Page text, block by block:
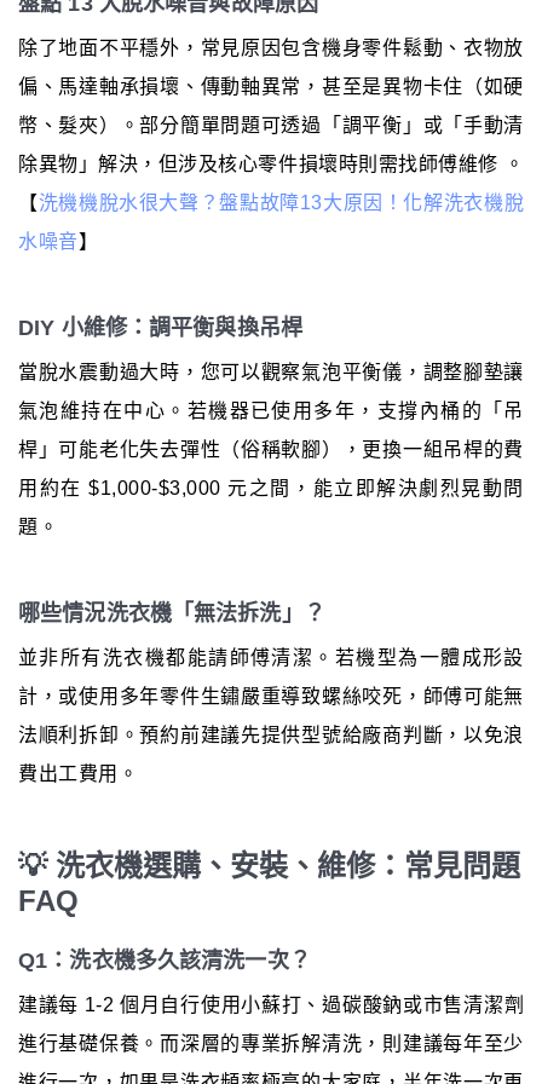
除了地面不平穩外，常見原因包含機身零件鬆動、衣物放
偏、馬達軸承損壞、傳動軸異常，甚至是異物卡住（如硬
幣、髮夾）。部分簡單問題可透過「調平衡」或「手動清
除異物」解決，但涉及核心零件損壞時則需找師傅維修 。
【洗機機脫水很大聲？盤點故障13大原因！化解洗衣機脫
水噪音】
DIY 小維修：調平衡與換吊桿
當脫水震動過大時，您可以觀察氣泡平衡儀，調整腳墊讓
氣泡維持在中心。若機器已使用多年，支撐內桶的「吊
桿」可能老化失去彈性（俗稱軟腳），更換一組吊桿的費
用約在 $1,000-$3,000 元之間，能立即解決劇烈晃動問
題。
哪些情況洗衣機「無法拆洗」？
並非所有洗衣機都能請師傅清潔。若機型為一體成形設
計，或使用多年零件生鏽嚴重導致螺絲咬死，師傅可能無
法順利拆卸。預約前建議先提供型號給廠商判斷，以免浪
費出工費用。
💡 洗衣機選購、安裝、維修：常見問題
FAQ
Q1：洗衣機多久該清洗一次？
建議每 1-2 個月自行使用小蘇打、過碳酸鈉或市售清潔劑
進行基礎保養。而深層的專業拆解清洗，則建議每年至少